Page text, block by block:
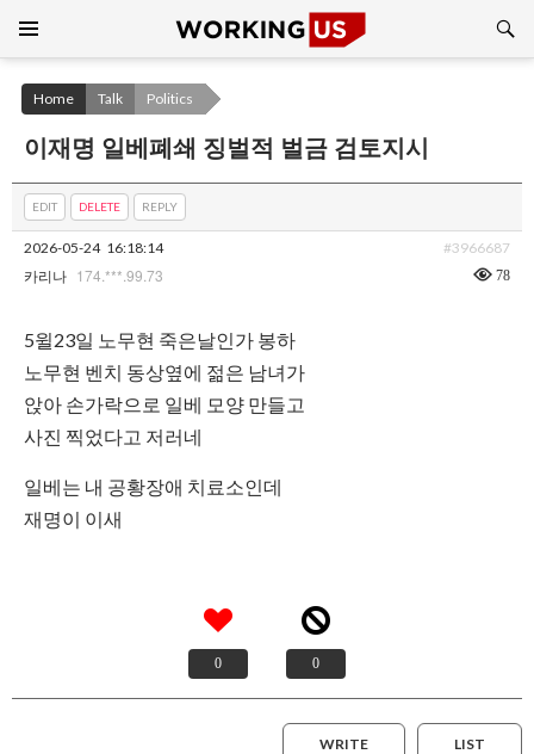
CONTENT
Home Talk Politics
이재명 일베폐쇄 징벌적 벌금 검토지시
EDIT DELETE REPLY
2026-05-24 16:18:14 #3966687
카리나 174.***.99.73 78
5윌23일 노무현 죽은날인가 봉하
노무현 벤치 동상옆에 젊은 남녀가
앉아 손가락으로 일베 모양 만들고
사진 찍었다고 저러네
일베는 내 공황장애 치료소인데
재명이 이새
0 0
LIST
WRITE